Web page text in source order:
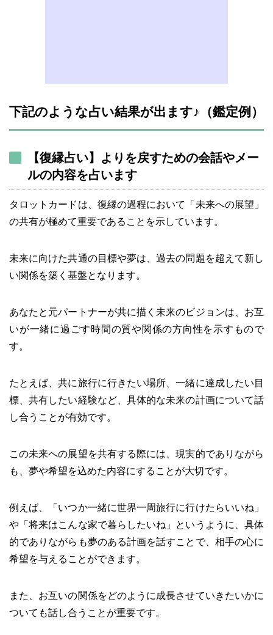
下記のような占い結果が出ます♪（鑑定例）
【復縁占い】よりを戻すための会話やメー
ルの内容を占います
タロットカードは、復縁の過程において「未来への展望」
の共有が極めて重要であることを示しています。
未来に向けた共通の目標や夢は、過去の問題を超えて新し
い関係を築く基盤となります。
あなたと元パートナーが共に描く未来のビジョンは、お互
いが一緒に過ごす時間の質や関係の方向性を示すもので
す。
たとえば、共に旅行に行きたい場所、一緒に達成したい目
標、共有したい経験など、具体的な未来の計画について話
し合うことが有効です。
この未来への展望を共有する際には、現実的でありながら
も、夢や希望を込めた内容にすることが大切です。
例えば、「いつか一緒に世界一周旅行に行けたらいいね」
や「将来はこんな家で暮らしたいね」というように、具体
的でありながらも夢のある計画を話すことで、相手の心に
希望を与えることができます。
また、お互いの関係をどのように成長させていきたいかに
ついても話し合うことが重要です。